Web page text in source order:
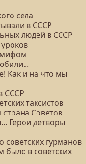
села
в СССР
людей в СССР
мифом
Как и на что мы
СССР
таксистов
Советов
Герои детворы
советских гурманов
было в советских